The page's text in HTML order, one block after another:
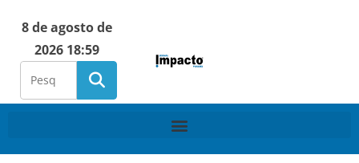
8 de agosto de
2026 18:59